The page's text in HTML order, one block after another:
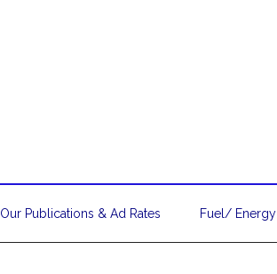
Our Publications & Ad Rates Fuel/ Energy